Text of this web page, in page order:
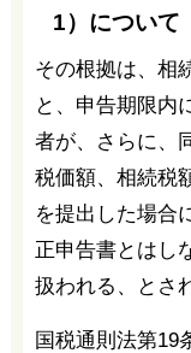
1）について
その根拠は、相
と、申告期限内
者が、さらに、
税価額、相続税
を提出した場合
正申告書とはし
扱われる、とさ
国税通則法第19